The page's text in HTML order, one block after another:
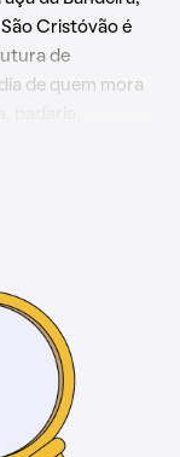
Cristóvão é
de
de quem mora